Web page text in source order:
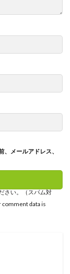
メールアドレス、
さい。（スパム対
comment data is